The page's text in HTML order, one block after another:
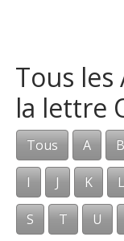
Tous les
la lettre
Tous A B
I J K L
S T U